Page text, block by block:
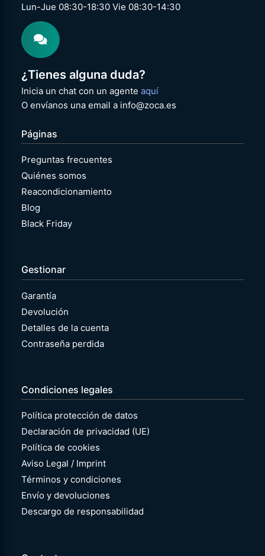
Lun-Jue 08:30-18:30 Vie 08:30-14:30
¿Tienes alguna duda?
Inicia un chat con un agenteaquí
O envíanos una email a info@zoca.es
Páginas
Preguntas frecuentes
Quiénes somos
Reacondicionamiento
Blog
Black Friday
Gestionar
Garantía
Devolución
Detalles de la cuenta
Contraseña perdida
Condiciones legales
Política protección de datos
Declaración de privacidad (UE)
Política de cookies
Aviso Legal / Imprint
Términos y condiciones
Envío y devoluciones
Descargo de responsabilidad